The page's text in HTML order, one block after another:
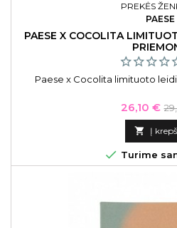
PREKĖS
PAESE
PAESE X COCOLITA
Paese x Cocolita limituoto
Kaina
26,10 €
 Į
 Turime